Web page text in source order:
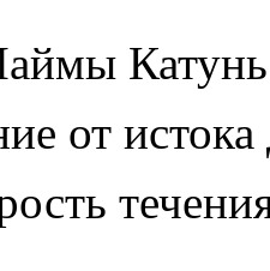
Катунь
от